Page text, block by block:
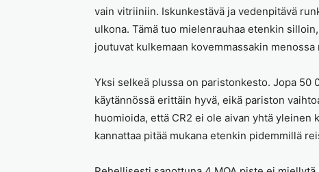
vain vitriiniin. Iskunkestävä ja vedenpitävä
ulkona. Tämä tuo mielenrauhaa etenkin
joutuvat kulkemaan kovemmassakin menossa
Yksi selkeä plussa on paristonkesto. Jopa
käytännössä erittäin hyvä, eikä pariston
huomioida, että CR2 ei ole aivan yhtä
kannattaa pitää mukana etenkin pidemmillä